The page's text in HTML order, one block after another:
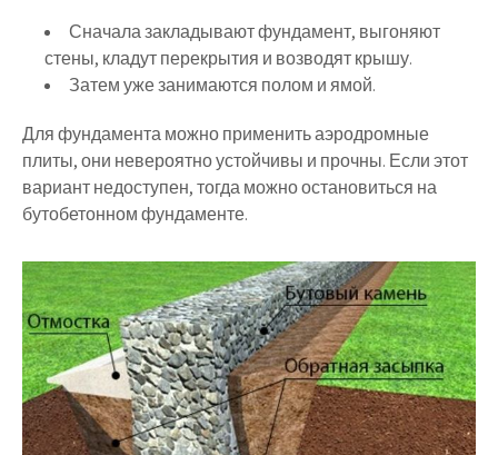
Сначала закладывают фундамент, выгоняют
стены, кладут перекрытия и возводят крышу.
Затем уже занимаются полом и ямой.
Для фундамента можно применить аэродромные
плиты, они невероятно устойчивы и прочны. Если этот
вариант недоступен, тогда можно остановиться на
бутобетонном фундаменте.